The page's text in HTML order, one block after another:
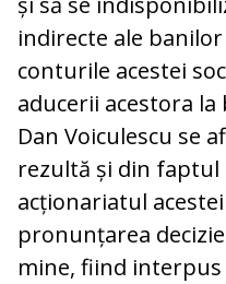
indirecte ale
conturile acestei
aducerii acestora
Dan Voiculescu se
rezultă și din faptul
acționariatul
pronunțarea
mine, fiind